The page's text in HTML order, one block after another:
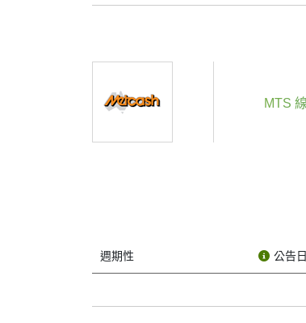
MTS Dividend Date
If you're keeping an eye on Metcash
why should you care?
A dividend is a payment made by a
The dividend date isn’t just one
This is when Metcash Ltd officially
the schedule.
MTS
週期性 公告